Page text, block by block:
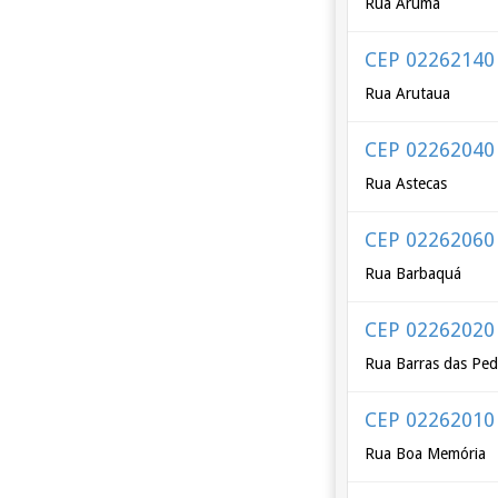
CEP 02262140
Rua Arutaua
CEP 02262040
Rua Astecas
CEP 02262060
Rua Barbaquá
CEP 02262020
Rua Barras das
CEP 02262010
Rua Boa Memória